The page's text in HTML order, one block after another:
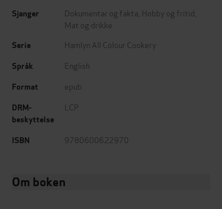
Sjanger Dokumentar og fakta Hobby og fritid
Mat og drikke
Serie Hamlyn All Colour Cookery
Språk English
Format epub
DRM-
beskyttelse
LCP
ISBN 9780600622970
Om boken